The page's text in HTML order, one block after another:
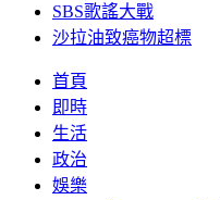
SBS歌謠大戰
沙拉油致癌物超標
首頁
即時
生活
政治
娛樂